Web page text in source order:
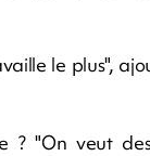
le plus",
? "On veut